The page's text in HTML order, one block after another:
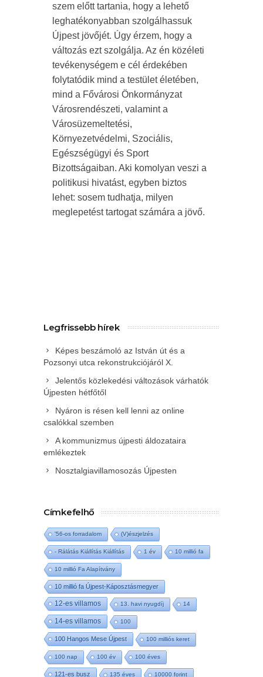
szem előtt tartania, hogy a lehető
leghatékonyabban szolgálhassuk
Újpest jövőjét. Úgy érzem, hogy a
változás ezt szolgálja. Az én közéleti
tevékenységem e cél érdekében
folytatódik mind a testület életében,
mind a Fővárosi Önkormányzat
Városrendészeti, valamint a
Városüzemeltetési,
Környezetvédelmi, Szociális,
Egészségügyi és Sport
Bizottságaiban. Aki komolyan veszi a
politikusi hivatást, egyben biztos
lehet: sosem tudhatja, milyen
meglepetést tartogat számára a jövő.
Legfrissebb hírek
Képes beszámoló az István út és a
Pozsonyi utca rekonstrukciójáról X.
Jelentős közlekedési változások várhatók
Újpesten hétfőtől
Nyáron is résen kell lenni az online
csalókkal szemben
A kommunizmus újpesti áldozataira
emlékeztek
Nosztalgiavillamosozás Újpesten
Címkefelhő
'56-os forradalom (V)észjelzés
- Rálátás Kiállítás Kiállítás 1 év 10 millió fa
10 millió Fa Alapítvány
10 millió fa Újpest-Káposztásmegyer
12-es villamos 13. havi nyugdíj 14
14-es villamos 100
100 Hangos Mese Újpest 100 milliós keret
100 nap 100 év 100 éves
121-es busz 135 éves 10000 forint